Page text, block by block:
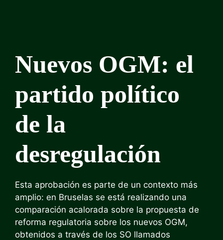
Nuevos OGM: el
partido político
de la
desregulación
Esta aprobación es parte de un contexto más
amplio: en Bruselas se está realizando una
comparación acalorada sobre la propuesta de
reforma regulatoria sobre los nuevos OGM,
obtenidos a través de los SO llamados